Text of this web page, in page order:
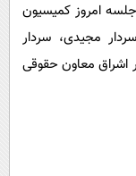
امروز کمیسیون
مجیدی، سردار
اشراق معاون حقوقی